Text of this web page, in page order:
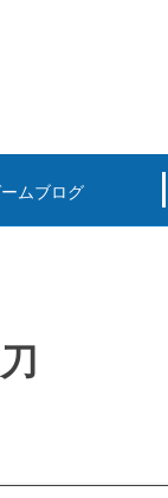
ムブログ